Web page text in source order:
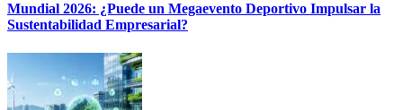
Mundial 2026: ¿Puede un Megaevento Deportivo Impulsar la
Sustentabilidad Empresarial?